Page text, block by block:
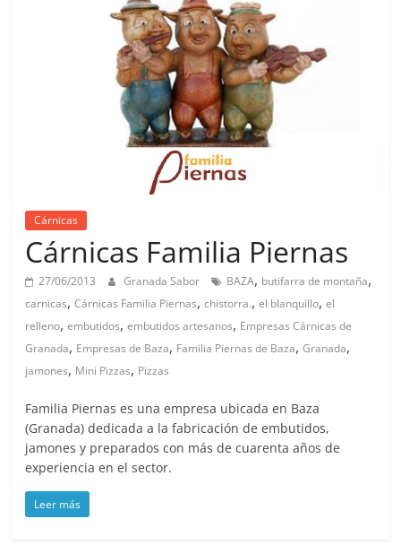
Cárnicas
Cárnicas Familia Piernas
27/06/2013 Granada Sabor BAZA, butifarra de montaña,
carnicas,Cárnicas Familia Piernas,chistorra.,el blanquillo,el
relleno,embutidos,embutidos artesanos, Empresas Cárnicas de
Granada, Empresas de Baza, Familia Piernas de Baza,Granada,
jamones, Mini Pizzas, Pizzas
Familia Piernas es una empresa ubicada en Baza
(Granada) dedicada a la fabricación de embutidos,
jamones y preparados con más de cuarenta años de
experiencia en el sector.
Leer más